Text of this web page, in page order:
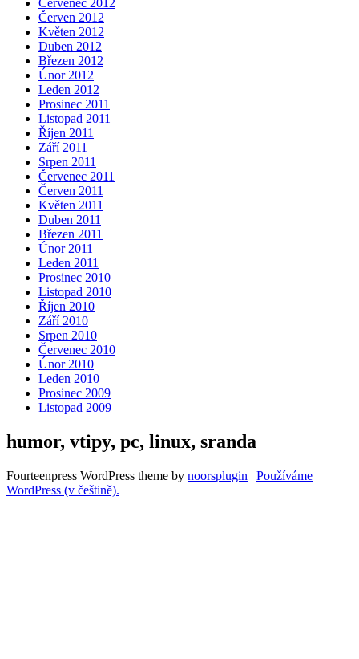
Červen 2012
Květen 2012
Duben 2012
Březen 2012
Únor 2012
Leden 2012
Prosinec 2011
Listopad 2011
Říjen 2011
Září 2011
Srpen 2011
Červenec 2011
Červen 2011
Květen 2011
Duben 2011
Březen 2011
Únor 2011
Leden 2011
Prosinec 2010
Listopad 2010
Říjen 2010
Září 2010
Srpen 2010
Červenec 2010
Únor 2010
Leden 2010
Prosinec 2009
Listopad 2009
humor, vtipy, pc, linux, sranda
Fourteenpress WordPress theme by noorsplugin | Používáme
WordPress (v češtině).